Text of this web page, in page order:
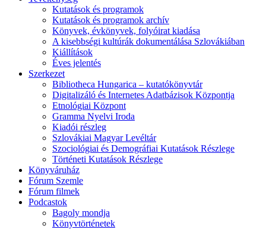
Kutatások és programok
Kutatások és programok archív
Könyvek, évkönyvek, folyóirat kiadása
A kisebbségi kultúrák dokumentálása Szlovákiában
Kiállítások
Éves jelentés
Szerkezet
Bibliotheca Hungarica – kutatókönyvtár
Digitalizáló és Internetes Adatbázisok Központja
Etnológiai Központ
Gramma Nyelvi Iroda
Kiadói részleg
Szlovákiai Magyar Levéltár
Szociológiai és Demográfiai Kutatások Részlege
Történeti Kutatások Részlege
Könyváruház
Fórum Szemle
Fórum filmek
Podcastok
Bagoly mondja
Könyvtörténetek